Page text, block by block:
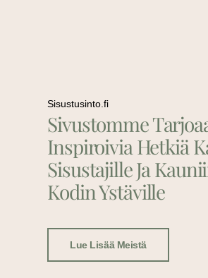
Sisustusinto.fi
Sivustomme
Inspiroivia Hetkiä
Sisustajille Ja
Kodin Ystäville
Lue Lisää Meistä